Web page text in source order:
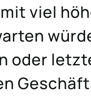
viel
oder